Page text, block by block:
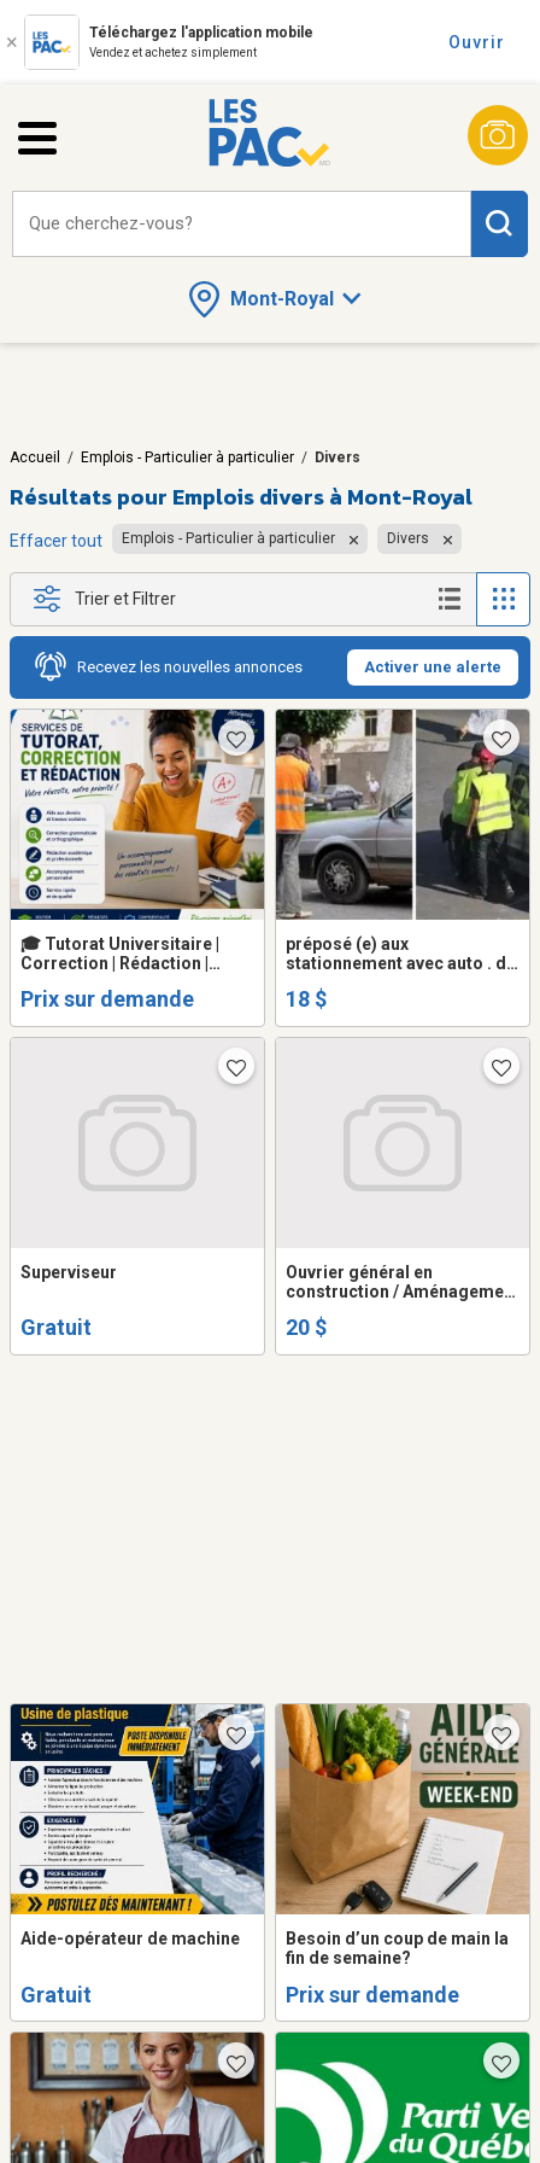
Téléchargez l'application mobile
Vendez et achetez simplement
Ouvrir
Mont-Royal
Que cherchez-vous?
Accueil / Emplois - Particulier à particulier / Divers
Résultats pour Emplois divers à Mont-Royal
Effacer tout Emplois - Particulier à particulier Divers
Trier et Filtrer
Recevez les nouvelles annonces Activer une alerte
🎓 Tutorat Universitaire |
Correction | Rédaction |
15+ ans d'expérience
Prix sur demande
préposé (e) aux
stationnement avec auto . de
semaine
18 $
Superviseur
Gratuit
Ouvrier général en
construction / Aménagement
20 $
Aide-opérateur de machine
Gratuit
Besoin d’un coup de main la
fin de semaine?
Prix sur demande